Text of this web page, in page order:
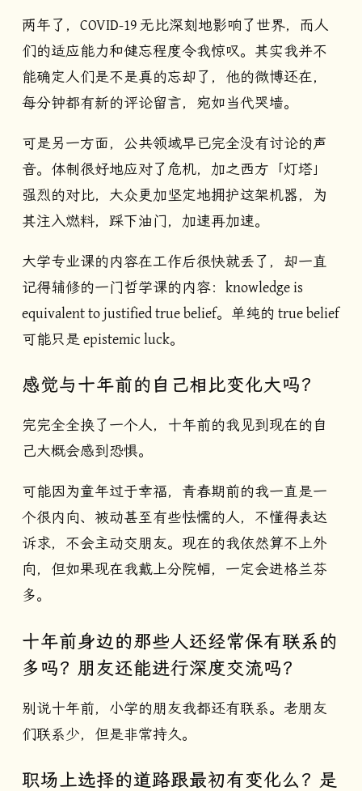
两年了，COVID-19 无比深刻地影响了世界，而人
们的适应能力和健忘程度令我惊叹。其实我并不
能确定人们是不是真的忘却了，他的微博还在，
每分钟都有新的评论留言，宛如当代哭墙。
可是另一方面，公共领域早已完全没有讨论的声
音。体制很好地应对了危机，加之西方「灯塔」
强烈的对比，大众更加坚定地拥护这架机器，为
其注入燃料，踩下油门，加速再加速。
大学专业课的内容在工作后很快就丢了，却一直
记得辅修的一门哲学课的内容：knowledge is
equivalent to justified true belief。单纯的 true belief
可能只是 epistemic luck。
感觉与十年前的自己相比变化大吗？
完完全全换了一个人，十年前的我见到现在的自
己大概会感到恐惧。
可能因为童年过于幸福，青春期前的我一直是一
个很内向、被动甚至有些怯懦的人，不懂得表达
诉求，不会主动交朋友。现在的我依然算不上外
向，但如果现在我戴上分院帽，一定会进格兰芬
多。
十年前身边的那些人还经常保有联系的
多吗？朋友还能进行深度交流吗？
别说十年前，小学的朋友我都还有联系。老朋友
们联系少，但是非常持久。
职场上选择的道路跟最初有变化么？是